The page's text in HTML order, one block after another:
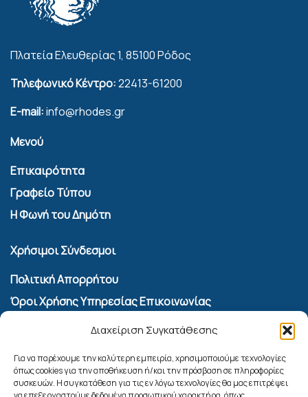
Διαχείριση Συγκατάθεσης
Για να παρέχουμε την καλύτερη εμπειρία, χρησιμοποιούμε τεχνολογίες
όπως cookies για την αποθήκευση ή/και την πρόσβαση σε πληροφορίες
συσκευών. Η συγκατάθεση για τις εν λόγω τεχνολογίες θα μας επιτρέψει
Πλατεία Ελευθερίας 1, 85100 Ρόδος
Τηλεφωνικό Κέντρο:22413-61200
E-mail:info@rhodes.gr
Μενού
Επικαιρότητα
Γραφείο Τύπου
Η Φωνή του Δημότη
Χρήσιμοι Σύνδεσμοι
Πολιτική Απορρήτου
Όροι Χρήσης Υπηρεσίας Επικοινωνίας
Πολιτική Cookies (ΕΕ)
Αναζήτηση